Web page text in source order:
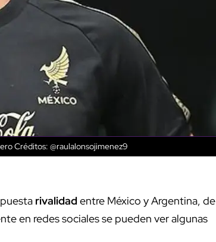
Créditos: @raulalonsojimenez9
rivalidadentre México y Argentina, de
en redes sociales se pueden ver algunas